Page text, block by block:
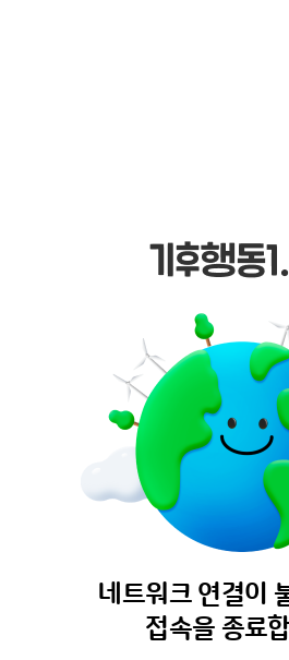
네트워크 연결이
접속을 종료